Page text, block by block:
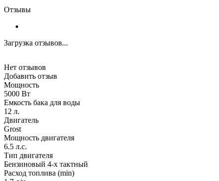
Отзывы
Загрузка отзывов...
Нет отзывов
Добавить отзыв
Мощность
5000 Вт
Емкость бака для воды
12 л.
Двигатель
Grost
Мощность двигателя
6.5 л.с.
Тип двигателя
Бензиновый 4-х тактный
Расход топлива (min)